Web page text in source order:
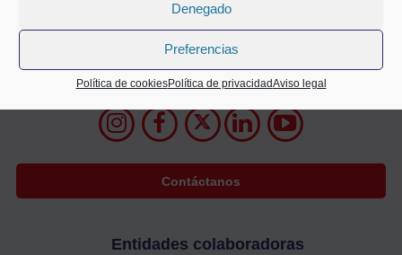
Denegado
Preferencias
Política de cookiesPolítica de privacidadAviso legal
Alameda Mazarredo 69,
2º planta
48009 Bilbao
94 400 28 00
688 72 05 63 info@cecobi.es
Contáctanos
Entidades colaboradoras